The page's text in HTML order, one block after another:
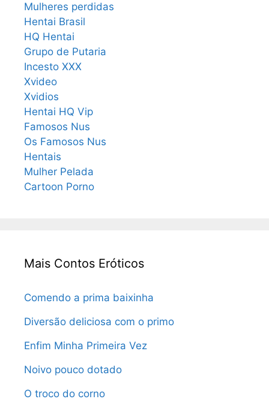
Mulheres perdidas
Hentai Brasil
HQ Hentai
Grupo de Putaria
Incesto XXX
Xvideo
Xvidios
Hentai HQ Vip
Famosos Nus
Os Famosos Nus
Hentais
Mulher Pelada
Cartoon Porno
Mais Contos Eróticos
Comendo a prima baixinha
Diversão deliciosa com o primo
Enfim Minha Primeira Vez
Noivo pouco dotado
O troco do corno